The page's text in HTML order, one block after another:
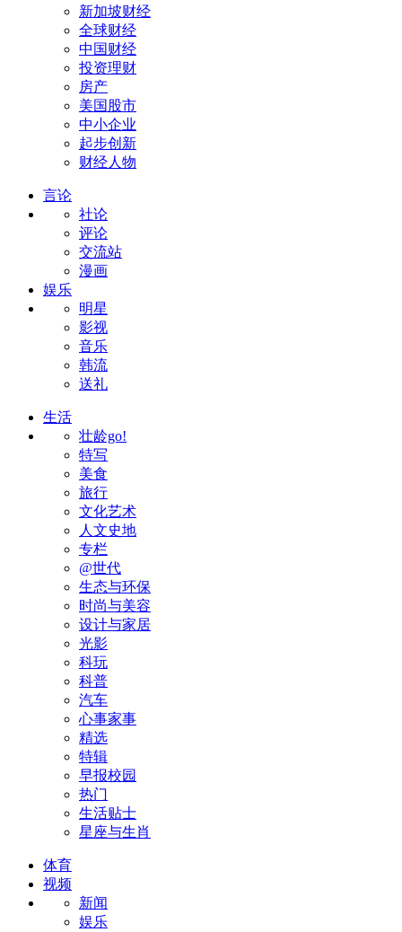
新加坡财经
全球财经
中国财经
投资理财
房产
美国股市
中小企业
起步创新
财经人物
言论
社论
评论
交流站
漫画
娱乐
明星
影视
音乐
韩流
送礼
生活
壮龄go!
特写
美食
旅行
文化艺术
人文史地
专栏
@世代
生态与环保
时尚与美容
设计与家居
光影
科玩
科普
汽车
心事家事
精选
特辑
早报校园
热门
生活贴士
星座与生肖
体育
视频
新闻
娱乐